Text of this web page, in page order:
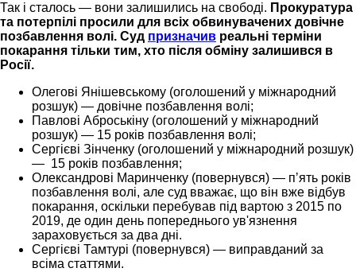
Так і сталось — вони залишились на свободі. Прокуратура
та потерпілі просили для всіх обвинувачених довічне
позбавлення волі. Суд призначив реальні терміни
покарання тільки тим, хто після обміну залишився в
Росії.
Олегові Янішевському (оголошений у міжнародний
розшук) — довічне позбавлення волі;
Павлові Аброськіну (оголошений у міжнародний
розшук) — 15 років позбавлення волі;
Сергієві Зінченку (оголошений у міжнародний розшук)
— 15 років позбавлення;
Олександрові Маринченку (повернувся) — пʼять років
позбавлення волі, але суд вважає, що він вже відбув
покарання, оскільки перебував під вартою з 2015 по
2019, де один день попереднього ув'язнення
зараховується за два дні.
Сергієві Тамтурі (повернувся) — виправданий за
всіма статтями.